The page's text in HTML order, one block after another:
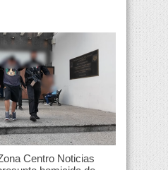
Centro Noticias